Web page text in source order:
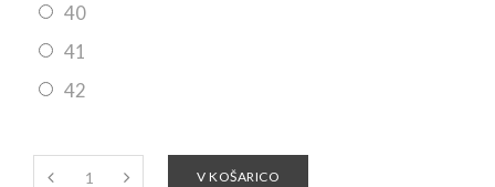
40
41
42
V KOŠARICO